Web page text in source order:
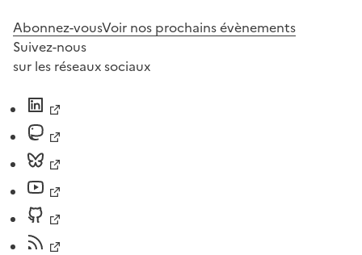
Abonnez-vousVoir nos prochains évènements
Suivez-nous
sur les réseaux sociaux